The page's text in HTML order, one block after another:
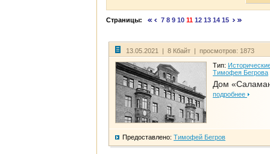
Страницы: 7 8 9 10 11 12 13 14 15
13.05.2021 | 8 Кбайт | просмотров: 1873
Тип:
Тимофея Бегрова
Дом
подробнее
Предоставлено: Тимофей Бегров